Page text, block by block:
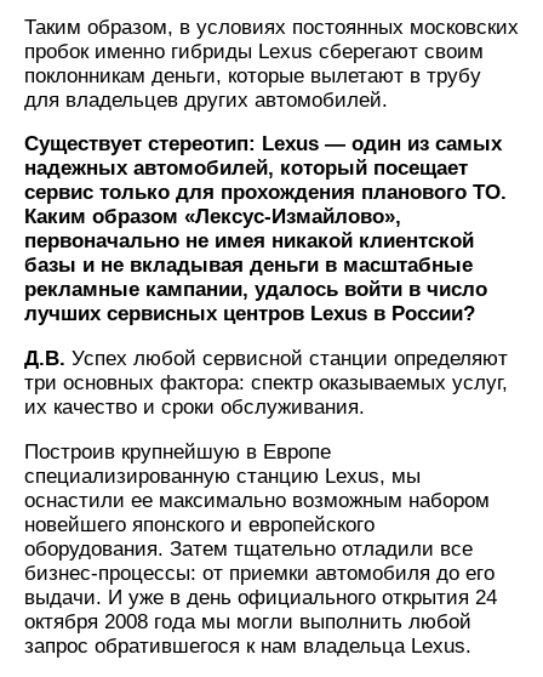
Таким образом, в условиях постоянных московских
пробок именно гибриды Lexus сберегают своим
поклонникам деньги, которые вылетают в трубу
для владельцев других автомобилей.
Существует стереотип: Lexus — один из самых
надежных автомобилей, который посещает
сервис только для прохождения планового ТО.
Каким образом «Лексус-Измайлово»,
первоначально не имея никакой клиентской
базы и не вкладывая деньги в масштабные
рекламные кампании, удалось войти в число
лучших сервисных центров Lexus в России?
Д.В. Успех любой сервисной станции определяют
три основных фактора: спектр оказываемых услуг,
их качество и сроки обслуживания.
Построив крупнейшую в Европе
специализированную станцию Lexus, мы
оснастили ее максимально возможным набором
новейшего японского и европейского
оборудования. Затем тщательно отладили все
бизнес-процессы: от приемки автомобиля до его
выдачи. И уже в день официального открытия 24
октября 2008 года мы могли выполнить любой
запрос обратившегося к нам владельца Lexus.